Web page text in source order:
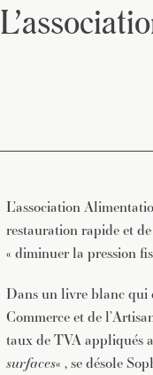
L’association
restauration rapide et
« diminuer la pression
Dans un livre blanc qui
Commerce et de
taux de TVA appliqués
surfaces« , se désole